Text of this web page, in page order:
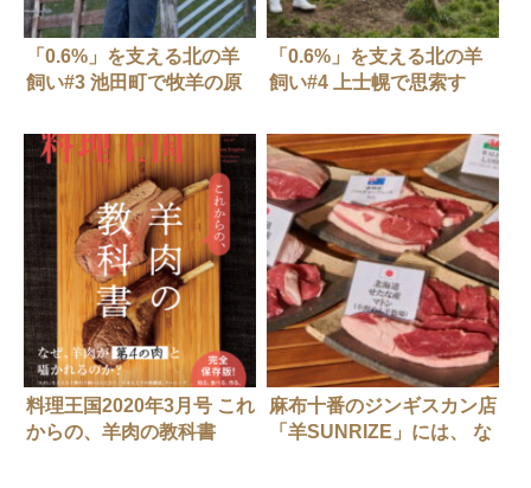
「0.6%」を支える北の羊
飼い#3 池田町で牧羊の原
FARM
「0.6%」を支える北の羊
飼い#4 上士幌で思索す
剛/ゴーシュ羊牧場
料理王国2020年3月号 これ
からの、羊肉の教科書
麻布十番のジンギスカン店
「羊SUNRIZE」には、 な